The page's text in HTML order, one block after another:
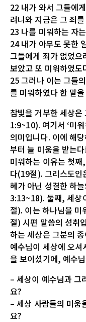
22 내가 와서 그들에
려니와 지금은 그 죄
23 나를 미워하는 자
24 내가 아무도 못한
그들에게 죄가 없었
보았고 또 미워하였도
25 그러나 이는 그들
를 미워하였다 한 말
참빛을 거부한 세상
1:9~10). 여기서 ‘미
의미입니다. 이에 해
부터 늘 미움을 받는
미워하는 이유는 첫
다(19절). 그리스도인
혜가 아닌 성결한 하
3:13~18). 둘째, 세상
절). 이는 하나님을
절) 시편 말씀의 성취
하는 세상은 그분의
예수님이 세상에 오
을 보이셨기에, 예수
– 세상이 예수님과 그
요?
– 세상 사람들의 미움
요?